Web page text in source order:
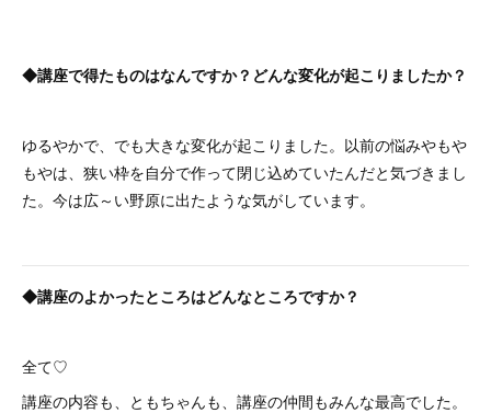
◆講座で得たものはなんですか？どんな変化が起こりましたか？
ゆるやかで、でも大きな変化が起こりました。以前の悩みやもや
もやは、狭い枠を自分で作って閉じ込めていたんだと気づきまし
た。今は広～い野原に出たような気がしています。
◆講座のよかったところはどんなところですか？
全て♡
講座の内容も、ともちゃんも、講座の仲間もみんな最高でした。